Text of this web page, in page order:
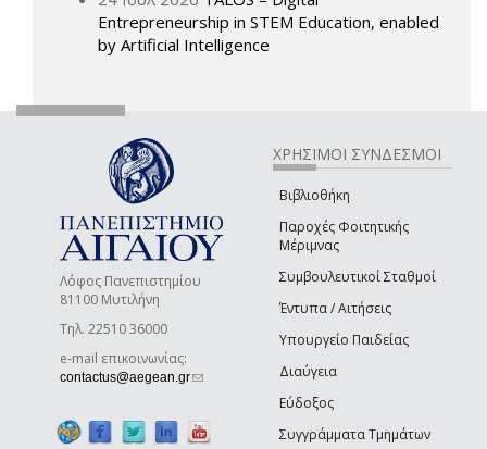
Entrepreneurship in STEM Education, enabled
by Artificial Intelligence
Λόφος Πανεπιστημίου
81100 Μυτιλήνη
Τηλ. 22510 36000
e-mail επικοινωνίας:
contactus@aegean.gr(link sends e-mail)
ΧΡΗΣΙΜΟΙ ΣΥΝΔΕΣΜΟΙ
Βιβλιοθήκη
Παροχές Φοιτητικής
Μέριμνας
Συμβουλευτικοί Σταθμοί
Έντυπα / Αιτήσεις
Υπουργείο Παιδείας
Διαύγεια
Εύδοξος
Συγγράμματα Τμημάτων